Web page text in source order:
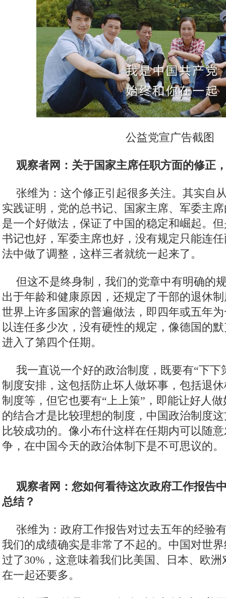
公益党宣广告截图
观察者网：关于国家主席任职方面的修正
张维为：这个修正引起很多关注。其实自
实践证明，党的总书记、国家主席、军委主
是一个好做法，保证了中国的稳定和崛起。
书记也好，军委主席也好，没有规定只能连
法中做了调整，这样三者就统一起来了。
但这不是终身制，我们的党章中有明确的
出于年龄和健康原因，还规定了干部的退休
世界上许多国家的普遍做法，即四年或五年
以连任多少次，没有硬性的规定，像德国的
进入了第四个任期。
我一直说一个好的政治制度，既要有“下下
制度安排，这包括防止坏人做坏事，包括退
制度等，但它也要有“上上策”，即能让好人
的结合才是比较理想的制度，中国政治制度
比较成功的。像小布什这样在任期内可以随
争，在中国今天的政治体制下是不可思议的。